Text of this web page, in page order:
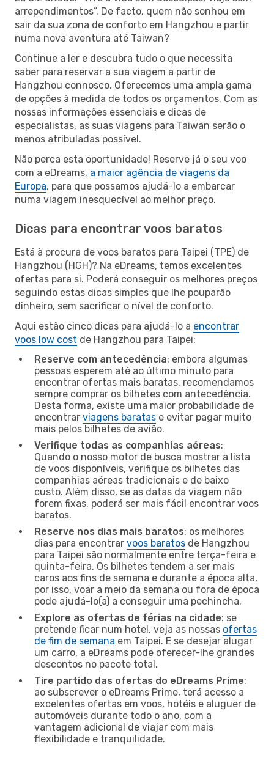
arrependimentos”. De facto, quem não sonhou em
sair da sua zona de conforto em Hangzhou e partir
numa nova aventura até Taiwan?
Continue a ler e descubra tudo o que necessita
saber para reservar a sua viagem a partir de
Hangzhou connosco. Oferecemos uma ampla gama
de opções à medida de todos os orçamentos. Com as
nossas informações essenciais e dicas de
especialistas, as suas viagens para Taiwan serão o
menos atribuladas possível.
Não perca esta oportunidade! Reserve já o seu voo
com a eDreams, a maior agência de viagens da
Europa, para que possamos ajudá-lo a embarcar
numa viagem inesquecível ao melhor preço.
Dicas para encontrar voos baratos
Está à procura de voos baratos para Taipei (TPE) de
Hangzhou (HGH)? Na eDreams, temos excelentes
ofertas para si. Poderá conseguir os melhores preços
seguindo estas dicas simples que lhe pouparão
dinheiro, sem sacrificar o nível de conforto.
Aqui estão cinco dicas para ajudá-lo a encontrar
voos low cost de Hangzhou para Taipei:
Reserve com antecedência: embora algumas
pessoas esperem até ao último minuto para
encontrar ofertas mais baratas, recomendamos
sempre comprar os bilhetes com antecedência.
Desta forma, existe uma maior probabilidade de
encontrar viagens baratas e evitar pagar muito
mais pelos bilhetes de avião.
Verifique todas as companhias aéreas:
Quando o nosso motor de busca mostrar a lista
de voos disponíveis, verifique os bilhetes das
companhias aéreas tradicionais e de baixo
custo. Além disso, se as datas da viagem não
forem fixas, poderá ser mais fácil encontrar voos
baratos.
Reserve nos dias mais baratos: os melhores
dias para encontrar voos baratos de Hangzhou
para Taipei são normalmente entre terça-feira e
quinta-feira. Os bilhetes tendem a ser mais
caros aos fins de semana e durante a época alta,
por isso, voar a meio da semana ou fora de época
pode ajudá-lo(a) a conseguir uma pechincha.
Explore as ofertas de férias na cidade: se
pretende ficar num hotel, veja as nossas ofertas
de fim de semana em Taipei. E se desejar alugar
um carro, a eDreams pode oferecer-lhe grandes
descontos no pacote total.
Tire partido das ofertas do eDreams Prime:
ao subscrever o eDreams Prime, terá acesso a
excelentes ofertas em voos, hotéis e aluguer de
automóveis durante todo o ano, com a
vantagem adicional de viajar com mais
flexibilidade e tranquilidade.